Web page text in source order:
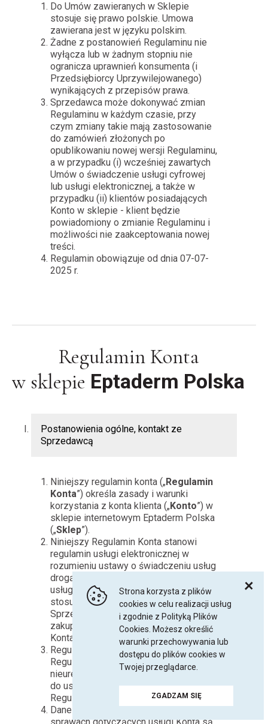
Strona korzysta z plików
cookies w celu realizacji usług
i zgodnie z Polityką Plików
Cookies. Możesz określić
warunki przechowywania lub
dostępu do plików cookies w
Twojej przeglądarce.
ZGADZAM SIĘ
Do Umów zawieranych w Sklepie
stosuje się prawo polskie. Umowa
zawierana jest w języku polskim.
Żadne z postanowień Regulaminu nie
wyłącza lub w żadnym stopniu nie
ogranicza uprawnień konsumenta (i
Przedsiębiorcy Uprzywilejowanego)
wynikających z przepisów prawa.
Sprzedawca może dokonywać zmian
Regulaminu w każdym czasie, przy
czym zmiany takie mają zastosowanie
do zamówień złożonych po
opublikowaniu nowej wersji Regulaminu,
a w przypadku (i) wcześniej zawartych
Umów o świadczenie usługi cyfrowej
lub usługi elektronicznej, a także w
przypadku (ii) klientów posiadających
Konto w sklepie - klient będzie
powiadomiony o zmianie Regulaminu i
możliwości nie zaakceptowania nowej
treści.
Regulamin obowiązuje od dnia 07-07-
2025 r.
Regulamin Konta
w sklepie Eptaderm Polska
Postanowienia ogólne, kontakt ze
Sprzedawcą
Niniejszy regulamin konta („Regulamin
Konta”) określa zasady i warunki
korzystania z konta klienta („Konto”) w
sklepie internetowym Eptaderm Polska
(„Sklep”).
Niniejszy Regulamin Konta stanowi
regulamin usługi elektronicznej w
rozumieniu ustawy o świadczeniu usług
drogą elektroniczną. Usługa Konta jest
usługą dodatkową i poboczną w
stosunku do głównej działalności
Sprzedawcy, tj. oferowania klientom
zakupu Towarów. Usługa prowadzenia
Konta jest nieodpłatna.
Regulamin Konta stanowi uzupełnienie
Regulaminu Sklepu. W zakresie
nieuregulowanym w Regulaminie Konta,
do usługi tej stosuje się postanowienia
Regulaminu Sklepu.
Dane kontaktowe Sprzedawcy w